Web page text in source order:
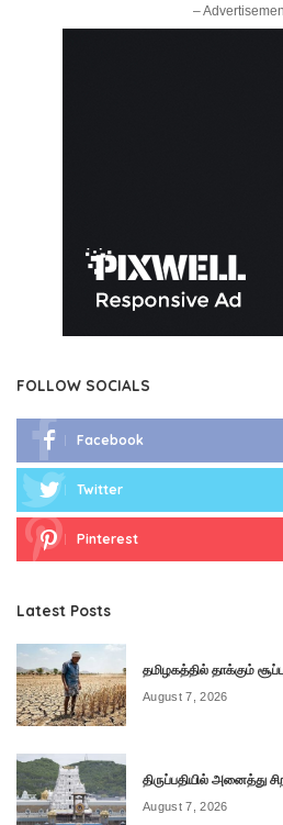
–
FOLLOW SOCIALS
Facebook
Twitter
Pinterest
Latest Posts
தமிழகத்தில் தாக்கும்
August 7, 2026
திருப்பதியில் அனைத்து
August 7, 2026